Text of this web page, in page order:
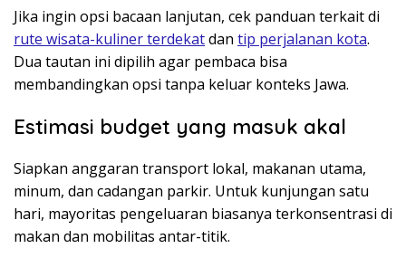
Jika ingin opsi bacaan lanjutan, cek panduan terkait di
rute wisata-kuliner terdekatdan tip perjalanan kota.
Dua tautan ini dipilih agar pembaca bisa
membandingkan opsi tanpa keluar konteks Jawa.
Estimasi budget yang masuk akal
Siapkan anggaran transport lokal, makanan utama,
minum, dan cadangan parkir. Untuk kunjungan satu
hari, mayoritas pengeluaran biasanya terkonsentrasi di
makan dan mobilitas antar-titik.